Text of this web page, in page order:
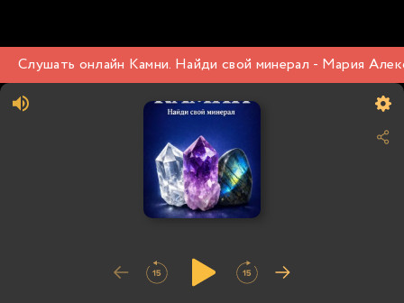
Слушать онлайн Камни. Найди свой минерал - Мария